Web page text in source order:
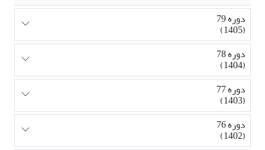
دوره 79
(1405)
دوره 78
(1404)
دوره 77
(1403)
دوره 76
(1402)